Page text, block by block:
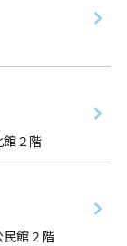
２階
館２階